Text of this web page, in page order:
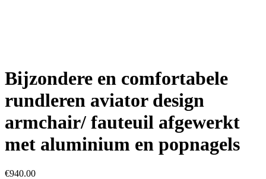
Bijzondere en comfortabele
rundleren aviator design
armchair/ fauteuil afgewerkt
met aluminium en popnagels
€940.00